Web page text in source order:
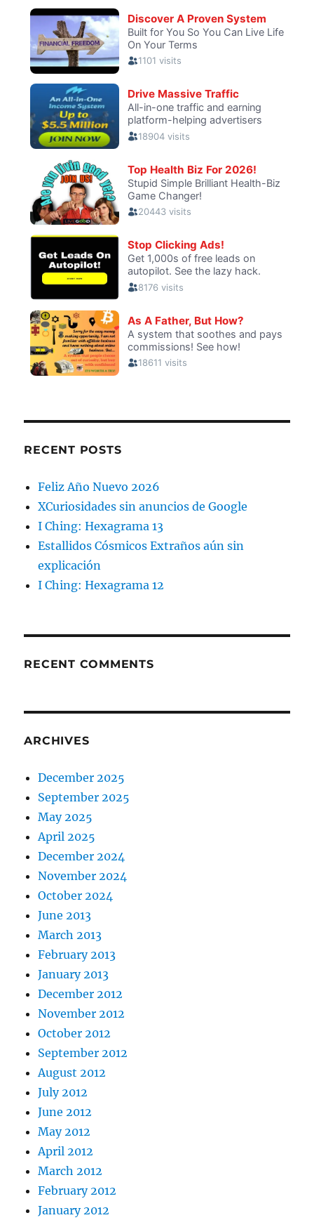
RECENT POSTS
Feliz Año Nuevo 2026
XCuriosidades sin anuncios de Google
I Ching: Hexagrama 13
Estallidos Cósmicos Extraños aún sin
explicación
I Ching: Hexagrama 12
RECENT COMMENTS
ARCHIVES
December 2025
September 2025
May 2025
April 2025
December 2024
November 2024
October 2024
June 2013
March 2013
February 2013
January 2013
December 2012
November 2012
October 2012
September 2012
August 2012
July 2012
June 2012
May 2012
April 2012
March 2012
February 2012
January 2012